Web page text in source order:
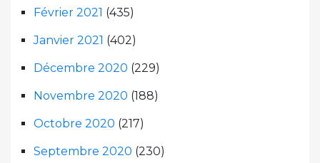
Février 2021 (435)
Janvier 2021 (402)
Décembre 2020 (229)
Novembre 2020 (188)
Octobre 2020 (217)
Septembre 2020 (230)